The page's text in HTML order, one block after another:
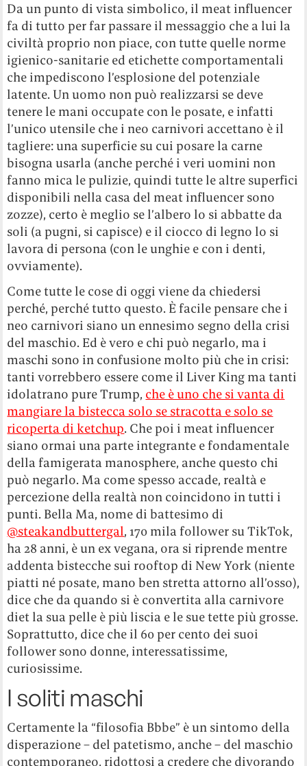
Da un punto di vista simbolico, il meat influencer
fa di tutto per far passare il messaggio che a lui la
civiltà proprio non piace, con tutte quelle norme
igienico-sanitarie ed etichette comportamentali
che impediscono l’esplosione del potenziale
latente. Un uomo non può realizzarsi se deve
tenere le mani occupate con le posate, e infatti
l’unico utensile che i neo carnivori accettano è il
tagliere: una superficie su cui posare la carne
bisogna usarla (anche perché i veri uomini non
fanno mica le pulizie, quindi tutte le altre superfici
disponibili nella casa del meat influencer sono
zozze), certo è meglio se l’albero lo si abbatte da
soli (a pugni, si capisce) e il ciocco di legno lo si
lavora di persona (con le unghie e con i denti,
ovviamente).
Come tutte le cose di oggi viene da chiedersi
perché, perché tutto questo. È facile pensare che i
neo carnivori siano un ennesimo segno della crisi
del maschio. Ed è vero e chi può negarlo, ma i
maschi sono in confusione molto più che in crisi:
tanti vorrebbero essere come il Liver King ma tanti
idolatrano pure Trump, che è uno che si vanta di
mangiare la bistecca solo se stracotta e solo se
ricoperta di ketchup. Che poi i meat influencer
siano ormai una parte integrante e fondamentale
della famigerata manosphere, anche questo chi
può negarlo. Ma come spesso accade, realtà e
percezione della realtà non coincidono in tutti i
punti. Bella Ma, nome di battesimo di
@steakandbuttergal, 170 mila follower su TikTok,
ha 28 anni, è un ex vegana, ora si riprende mentre
addenta bistecche sui rooftop di New York (niente
piatti né posate, mano ben stretta attorno all’osso),
dice che da quando si è convertita alla carnivore
diet la sua pelle è più liscia e le sue tette più grosse.
Soprattutto, dice che il 60 per cento dei suoi
follower sono donne, interessatissime,
curiosissime.
I soliti maschi
Certamente la “filosofia Bbbe” è un sintomo della
disperazione – del patetismo, anche – del maschio
contemporaneo, ridottosi a credere che divorando